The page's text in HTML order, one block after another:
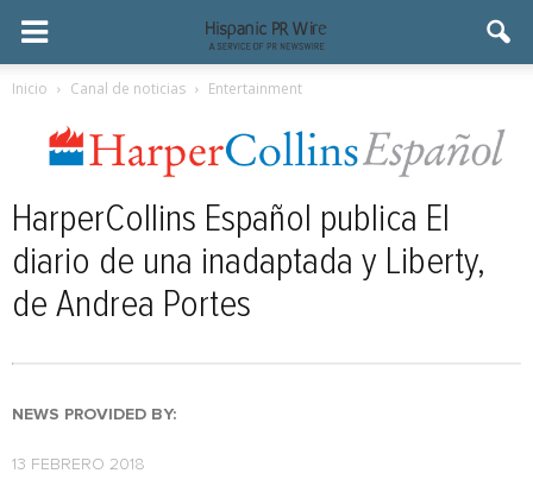
Inicio Canal de noticias Entertainment
HarperCollins Español publica El
diario de una inadaptada y Liberty,
de Andrea Portes
NEWS PROVIDED BY:
13 FEBRERO 2018